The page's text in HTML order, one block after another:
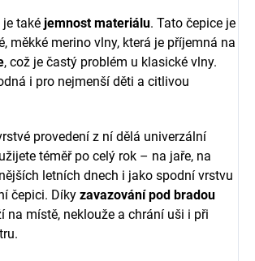
také jemnost materiálu. Tato čepice je
měkké merino vlny, která je příjemná na
, což je častý problém u klasické vlny.
i pro nejmenší děti a citlivou
provedení z ní dělá univerzální
téměř po celý rok – na jaře, na
letních dnech i jako spodní vrstvu
čepici. Díky zavazování pod bradou
na místě, neklouže a chrání uši i při